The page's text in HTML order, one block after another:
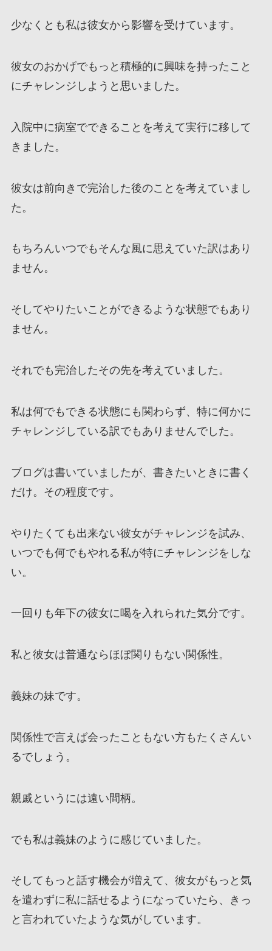
少なくとも私は彼女から影響を受けています。
彼女のおかげでもっと積極的に興味を持ったこと
にチャレンジしようと思いました。
入院中に病室でできることを考えて実行に移して
きました。
彼女は前向きで完治した後のことを考えていまし
た。
もちろんいつでもそんな風に思えていた訳はあり
ません。
そしてやりたいことができるような状態でもあり
ません。
それでも完治したその先を考えていました。
私は何でもできる状態にも関わらず、特に何かに
チャレンジしている訳でもありませんでした。
ブログは書いていましたが、書きたいときに書く
だけ。その程度です。
やりたくても出来ない彼女がチャレンジを試み、
いつでも何でもやれる私が特にチャレンジをしな
い。
一回りも年下の彼女に喝を入れられた気分です。
私と彼女は普通ならほぼ関りもない関係性。
義妹の妹です。
関係性で言えば会ったこともない方もたくさんい
るでしょう。
親戚というには遠い間柄。
でも私は義妹のように感じていました。
そしてもっと話す機会が増えて、彼女がもっと気
を遣わずに私に話せるようになっていたら、きっ
と言われていたような気がしています。